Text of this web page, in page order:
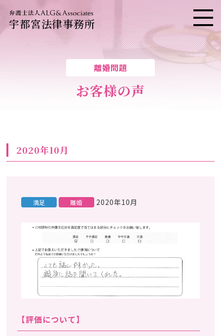
宇都宮法律事務所 メニ
離婚問題
お客様の声
2020年10月
満足 離婚 2020年10月
【評価について】